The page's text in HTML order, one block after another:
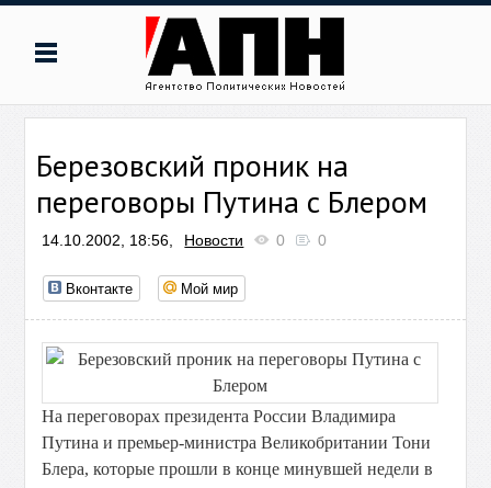
Березовский проник на
переговоры Путина с Блером
14.10.2002, 18:56, Новости 0 0
Вконтакте Мой мир
На переговорах президента России Владимира
Путина и премьер-министра Великобритании Тони
Блера, которые прошли в конце минувшей недели в